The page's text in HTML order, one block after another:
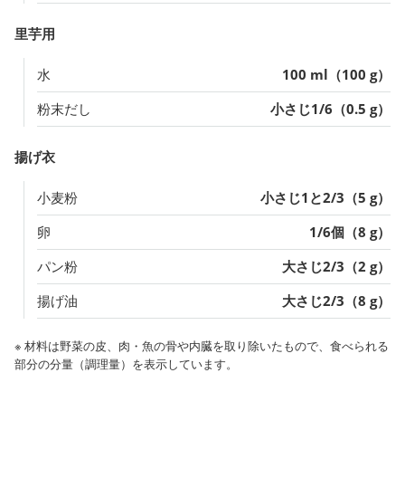
里芋用
水
100 ml（100 g）
粉末だし
小さじ1/6（0.5 g）
揚げ衣
小麦粉
小さじ1と2/3（5 g）
卵
1/6個（8 g）
パン粉
大さじ2/3（2 g）
揚げ油
大さじ2/3（8 g）
※ 材料は野菜の皮、肉・魚の骨や内臓を取り除いたもので、食べられる
部分の分量（調理量）を表示しています。